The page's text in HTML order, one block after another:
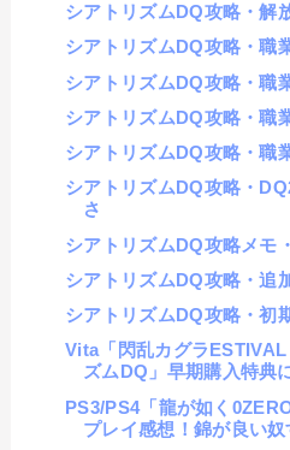
シアトリズムDQ攻略・解
シアトリズムDQ攻略・職
シアトリズムDQ攻略・職
シアトリズムDQ攻略・職
シアトリズムDQ攻略・職
シアトリズムDQ攻略・
さ
シアトリズムDQ攻略メモ
シアトリズムDQ攻略・追
シアトリズムDQ攻略・初
Vita「閃乱カグラ
ズムDQ」早期購入特典
PS3/PS4「龍が如く
プレイ感想！錦が良い奴